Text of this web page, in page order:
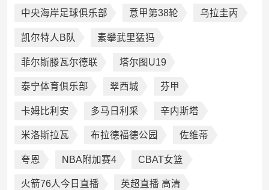
中央海岸足球俱乐部 意甲第38轮 乌拉圭丙
凯尔特人B队 素攀武里猛犸
菲尔斯滕瓦尔德联 塔尔图U19
泰宁体育俱乐部 翠西城 芬甲
卡姆比利安 多马日利采 辛内斯塔
米洛斯拉瓦 布拉德福德公园 佐维蒂
夸恩 NBA附加赛4 CBAT女篮
火箭76人今日直播 英超直播 高清